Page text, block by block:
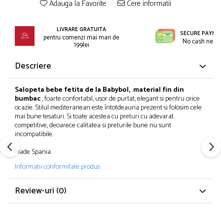
Incaltaminte
Pijamale
Set 2/3 piese maneca lunga
Trening / Pantaloni sport
Tricouri maneca scurta
Fete 2-16 ani
Blugi/Pantaloni lungi
Colanti/Pantaloni sport
Costume baie/Accesorii plaja
Geci primavara
Hanorace/Jachete jersey
Incaltaminte
Palarii/Sepci vara
Blugi/Pantaloni lungi
Camasi/Bluze/Sacouri
Colanti/Pantaloni sport
Fuste
Haina blana/Paltoane
Hanorace/Jachete jersey
Incaltaminte
Pijamale
Pulovere/Bolero tricot
Rochite maneca lunga
Set 2/3 piese maneca lunga
Trening/Pantaloni sport
Adauga la Favorite Cere informatii
LIVRARE GRATUITA
pentru comenzi mai mari de
199lei
SECURE
No cash
Descriere
Salopeta bebe fetita de la Babybol, material fin din
bumbac, foarte confortabil, usor de purtat, elegant si pentru orice
ocazie. Stilul mediteranean este întotdeauna prezent si folosim cele
mai bune tesaturi. Si toate acestea cu preturi cu adevarat
competitive, deoarece calitatea si preturile bune nu sunt
incompatibile.
Made Spania
Informatii conformitate produs
Review-uri (0)